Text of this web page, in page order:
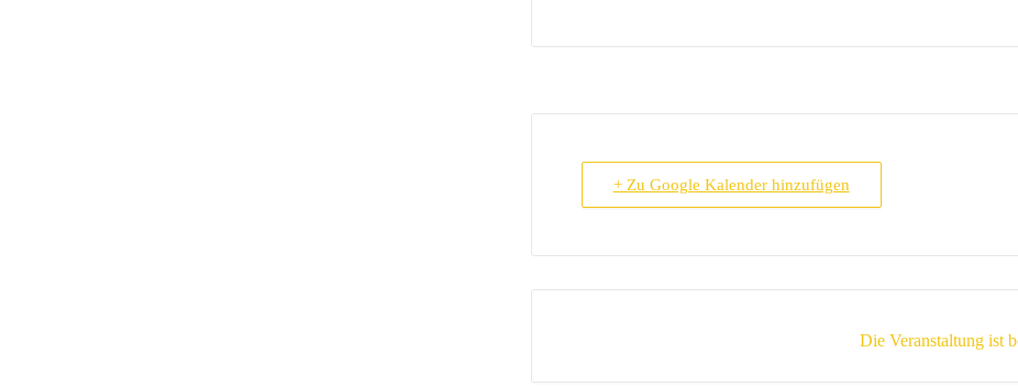
+ Zu Google Kalender hinzufügen
Die Veranstaltung ist